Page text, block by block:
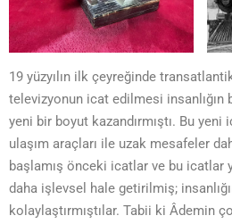
19 yüzyılın ilk çeyreğinde
televizyonun icat edilmesi
yeni bir boyut kazandırmıştı. Bu
ulaşım araçları ile uzak mesafeler
başlamış önceki icatlar ve bu icatlar
daha işlevsel hale getirilmiş;
kolaylaştırmıştılar. Tabii ki Âdemin